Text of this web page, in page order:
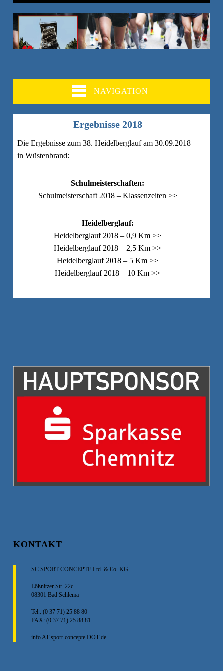
NAVIGATION
Ergebnisse 2018
Die Ergebnisse zum 38. Heidelberglauf am 30.09.2018
in Wüstenbrand:
Schulmeisterschaften:
Schulmeisterschaft 2018 – Klassenzeiten >>
Heidelberglauf:
Heidelberglauf 2018 – 0,9 Km >>
Heidelberglauf 2018 – 2,5 Km >>
Heidelberglauf 2018 – 5 Km >>
Heidelberglauf 2018 – 10 Km >>
KONTAKT
SC SPORT-CONCEPTE Ltd. & Co. KG
Lößnitzer Str. 22c
08301 Bad Schlema
Tel.: (0 37 71) 25 88 80
FAX: (0 37 71) 25 88 81
info AT sport-concepte DOT de